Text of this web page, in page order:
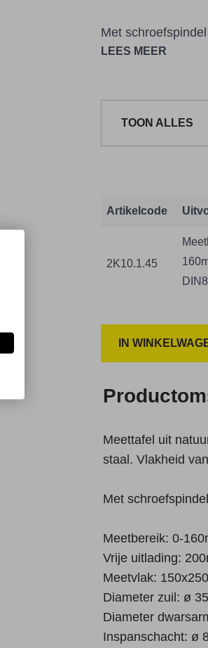
Met
Diameter zuil: ø
Diameter
LEES MEER
TOON ALLES
Artikelcode
2K10.1.45
IN
Meettafel uit
staal. Vlakheid
Met
Meetbereik: 0-
Vrije uitlading:
Meetvlak:
Diameter zuil: ø
Diameter
Inspanschacht: ø